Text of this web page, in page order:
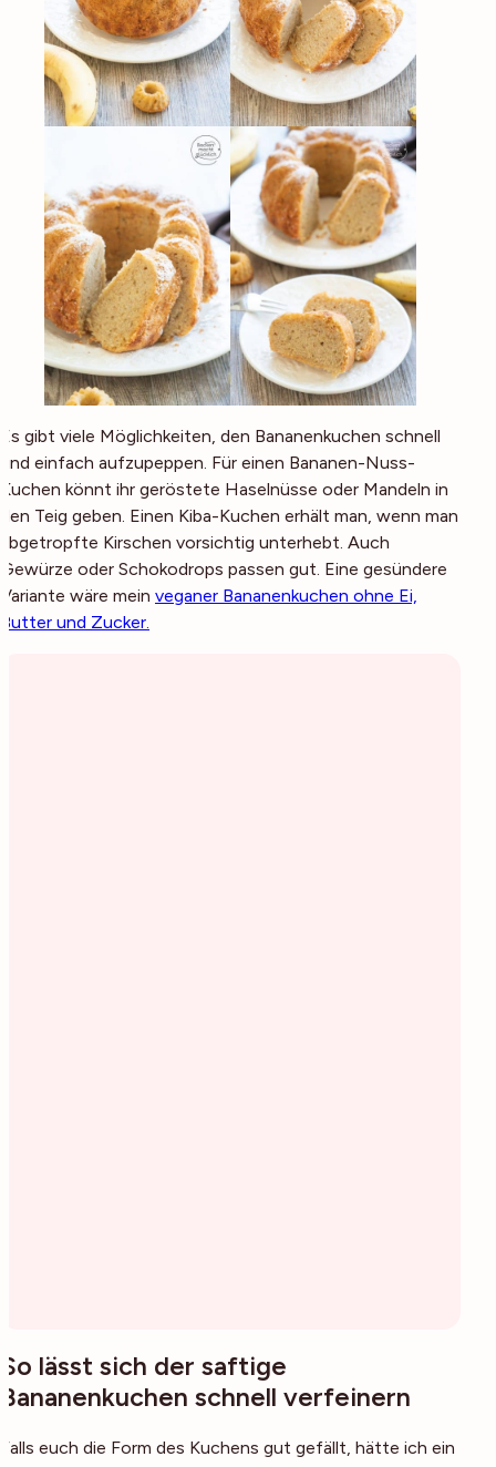
Es gibt viele Möglichkeiten, den Bananenkuchen schnell
und einfach aufzupeppen. Für einen Bananen-Nuss-
Kuchen könnt ihr geröstete Haselnüsse oder Mandeln in
den Teig geben. Einen Kiba-Kuchen erhält man, wenn man
abgetropfte Kirschen vorsichtig unterhebt. Auch
Gewürze oder Schokodrops passen gut. Eine gesündere
Variante wäre mein veganer Bananenkuchen ohne Ei,
Butter und Zucker.
So lässt sich der saftige
Bananenkuchen schnell verfeinern
Falls euch die Form des Kuchens gut gefällt, hätte ich ein